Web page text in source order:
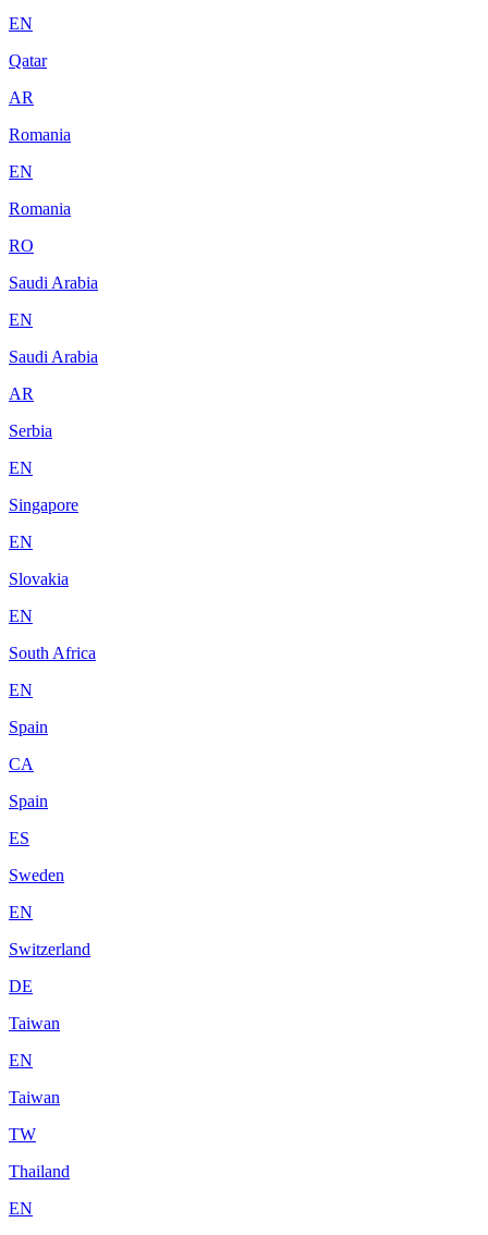
EN
Qatar
AR
Romania
EN
Romania
RO
Saudi Arabia
EN
Saudi Arabia
AR
Serbia
EN
Singapore
EN
Slovakia
EN
South Africa
EN
Spain
CA
Spain
ES
Sweden
EN
Switzerland
DE
Taiwan
EN
Taiwan
TW
Thailand
EN